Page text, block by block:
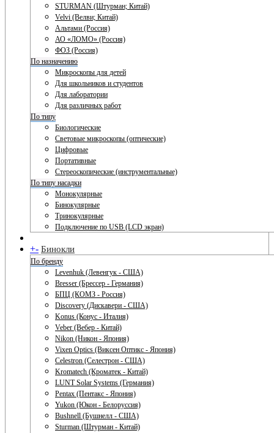
STURMAN (Штурман; Китай)
Velvi (Велви; Китай)
Альтами (Россия)
АО «ЛОМО» (Россия)
ФОЗ (Россия)
По назначению
Микроскопы для детей
Для школьников и студентов
Для лаборатории
Для различных работ
По типу
Биологические
Световые микроскопы (оптические)
Цифровые
Портативные
Стереоскопические (инструментальные)
По типу насадки
Монокулярные
Бинокулярные
Тринокулярные
Подключение по USB (LCD экран)
+- Бинокли
По бренду
Levenhuk (Левенгук - США)
Bresser (Брессер - Германия)
БПЦ (КОМЗ - Россия)
Discovery (Дискавери - США)
Konus (Конус - Италия)
Veber (Вебер - Китай)
Nikon (Никон - Япония)
Vixen Optics (Виксен Оптикс - Япония)
Celestron (Селестрон - США)
Kromatech (Кроматек - Китай)
LUNT Solar Systems (Германия)
Pentax (Пентакс - Япония)
Yukon (Юкон - Белоруссия)
Bushnell (Бушнелл - США)
Sturman (Штурман - Китай)